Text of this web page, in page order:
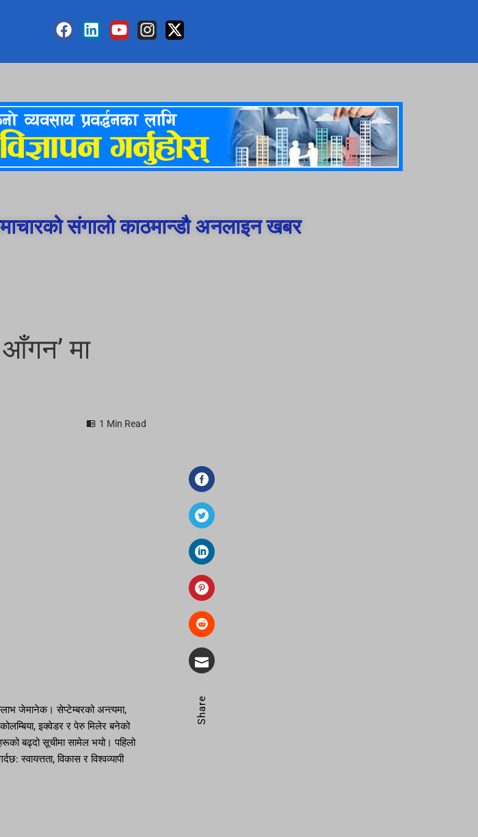
संगालो काठमान्डौ अनलाइन खबर
आँगन’ मा
1 Min Read
Share
जेमानेक। सेप्टेम्बरको अन्त्यमा,
इक्वेडर र पेरु मिलेर बनेको
बढ्दो सूचीमा सामेल भयो। पहिलो
स्वायत्तता, विकास र विश्वव्यापी